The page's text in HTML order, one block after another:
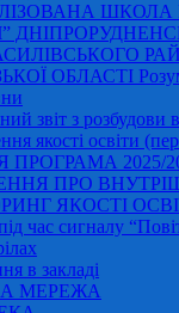
ШКОЛА
ОБЛАСТІ
звіт з розбудови
якості освіти
ПРОГРАМА 2025/
ПРО
ЯКОСТІ
час сигналу
в закладі
МЕРЕЖА